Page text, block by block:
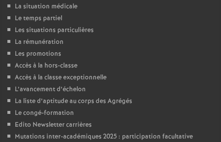
La situation médicale
Le temps partiel
Les situations particulières
La rémunération
Les promotions
Accès à la hors-classe
Accès à la classe exceptionnelle
L’avancement d’échelon
La liste d’aptitude au corps des Agrégés
Le congé-formation
Edito Newsletter carrières
Mutations inter-académiques 2025 : participation facultative